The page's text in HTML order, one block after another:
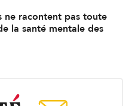
ne racontent pas toute
la santé mentale des